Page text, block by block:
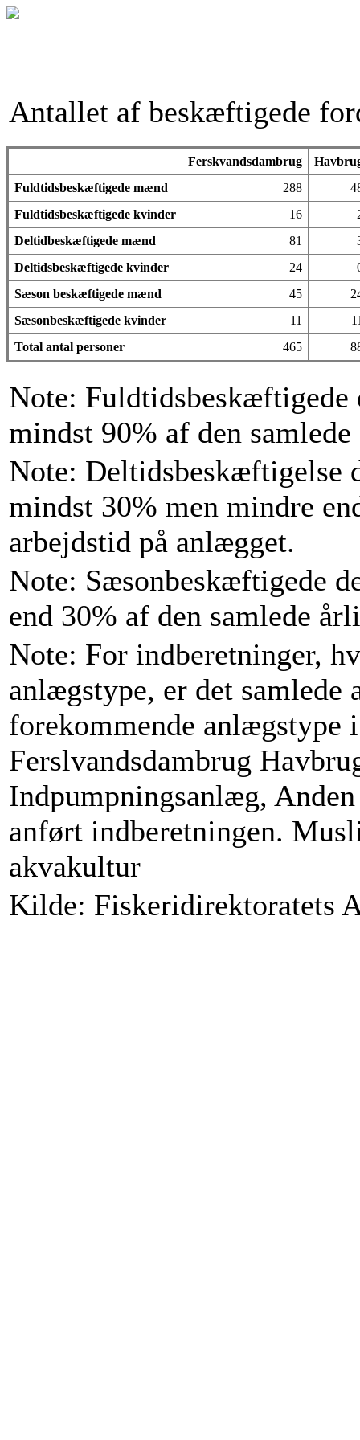
Antallet af beskæftigede
Ferskvandsdambrug
Fuldtidsbeskæftigede mænd
288
Fuldtidsbeskæftigede kvinder
16
Deltidbeskæftigede mænd
81
Deltidsbeskæftigede kvinder
24
Sæson beskæftigede mænd
45
Sæsonbeskæftigede kvinder
11
Total antal personer
465
Note: Fuldtidsbeskæftigede
mindst 90% af den
Note: Deltidsbeskæftigelse
mindst 30% men mindre
arbejdstid på anlægget.
Note: Sæsonbeskæftigede
end 30% af den samlede
Note: For indberetninger,
anlægstype, er det
forekommende anlægstype
Ferslvandsdambrug
Indpumpningsanlæg,
anført indberetningen.
akvakultur
Kilde: Fiskeridirektoratets